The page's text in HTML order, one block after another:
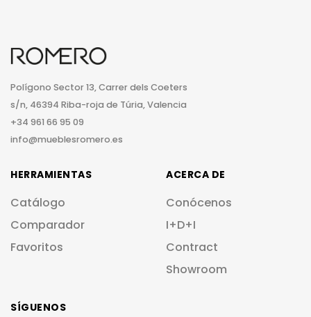
Polígono Sector 13, Carrer dels Coeters
s/n, 46394 Riba-roja de Túria, Valencia
+34 961 66 95 09
info@mueblesromero.es
HERRAMIENTAS
Catálogo
Comparador
Favoritos
ACERCA DE
Conócenos
I+D+I
Contract
Showroom
SÍGUENOS